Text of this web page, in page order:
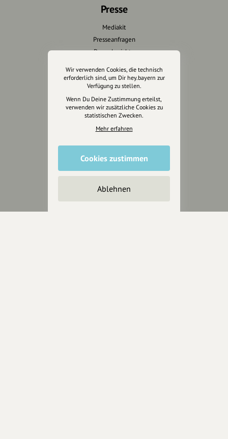
Presse
Mediakit
Presseanfragen
Presseberichte
Wir unterstützen Euch
Fotografie & mehr
Marketing
Design & Branding
Anakin Design
Unterstütze
unsere Plattform
Wir verwenden Cookies, die technisch
erforderlich sind, um Dir hey.bayern zur
Verfügung zu stellen.
Wenn Du Deine Zustimmung erteilst,
verwenden wir zusätzliche Cookies zu
statistischen Zwecken.
Mehr erfahren
Cookies zustimmen
Ablehnen